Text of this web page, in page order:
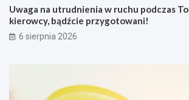
Uwaga na utrudnienia w ruchu podczas
kierowcy, bądźcie przygotowani!
6 sierpnia 2026